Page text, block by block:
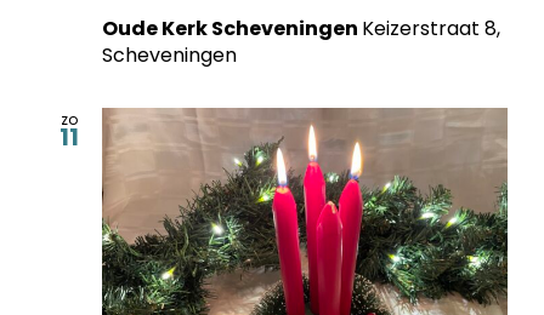
Oude Kerk Scheveningen Keizerstraat 8,
Scheveningen
zo
11